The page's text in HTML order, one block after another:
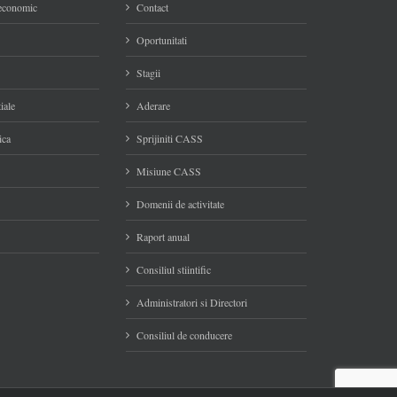
Contact
Oportunitati
Stagii
Aderare
Sprijiniti CASS
Misiune CASS
Domenii de activitate
Raport anual
Consiliul stiintific
Administratori si Directori
Consiliul de conducere